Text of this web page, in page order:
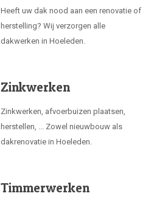
Heeft uw dak nood aan een renovatie of
herstelling? Wij verzorgen alle
dakwerken in Hoeleden.
Zinkwerken
Zinkwerken, afvoerbuizen plaatsen,
herstellen, ... Zowel nieuwbouw als
dakrenovatie in Hoeleden.
Timmerwerken